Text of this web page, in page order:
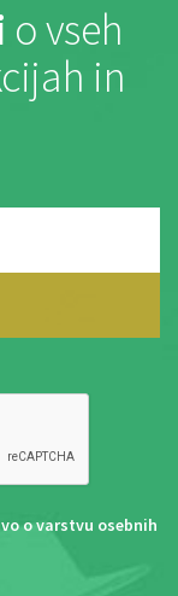
o vseh
in
o varstvu osebnih